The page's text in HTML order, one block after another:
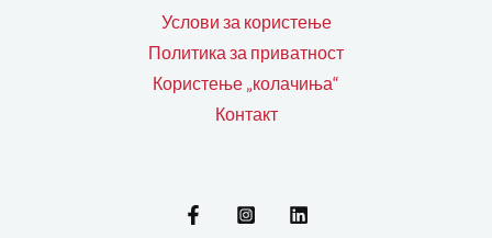
Услови за користење
Политика за приватност
Користење „колачиња“
Контакт